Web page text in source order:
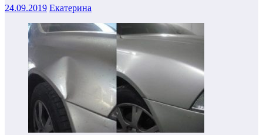
24.09.2019 Екатерина